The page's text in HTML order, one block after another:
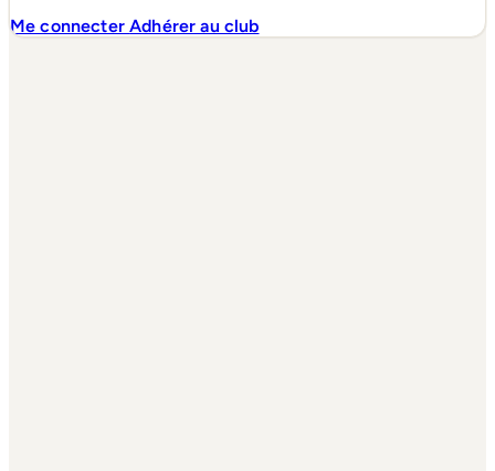
Me connecterAdhérer au club